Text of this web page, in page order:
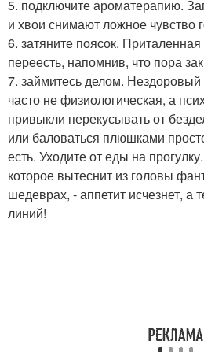
5. подключите ароматерапию.
и хвои снимают ложное чувство
6. затяните поясок.
переесть, напомнив, что пора
7. займитесь делом.
часто не физиологическая, а
привыкли перекусывать от
или баловаться плюшками
есть. Уходите от еды на
которое вытеснит из головы
шедеврах, - аппетит исчезнет, а
линий!